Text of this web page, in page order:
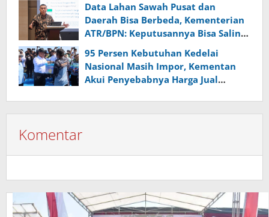
Data Lahan Sawah Pusat dan
Daerah Bisa Berbeda, Kementerian
ATR/BPN: Keputusannya Bisa Saling
95 Persen Kebutuhan Kedelai
Nasional Masih Impor, Kementan
Akui Penyebabnya Harga Jual
Komentar